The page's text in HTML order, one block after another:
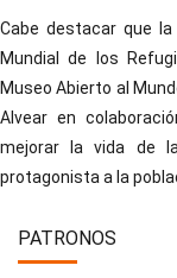
Cabe destacar que
Mundial de los
Museo Abierto al
Alvear en
mejorar la vida de
protagonista a la
PATRONOS